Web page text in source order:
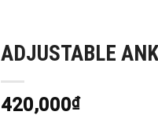
ADJUSTABLE
420,000₫